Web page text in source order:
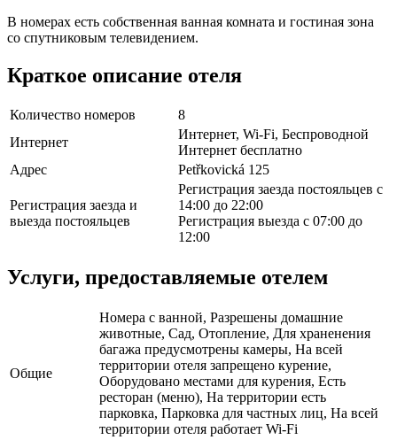
В номерах есть собственная ванная комната и гостиная зона
со спутниковым телевидением.
Краткое описание отеля
Количество номеров
8
Интернет
Интернет, Wi-Fi, Беспроводной
Интернет бесплатно
Адрес
Petřkovická 125
Регистрация заезда и
выезда постояльцев
Регистрация заезда постояльцев с
14:00 до 22:00
Регистрация выезда с 07:00 до
12:00
Услуги, предоставляемые отелем
Общие
Номера с ванной, Разрешены домашние
животные, Сад, Отопление, Для храненения
багажа предусмотрены камеры, На всей
территории отеля запрещено курение,
Оборудовано местами для курения, Есть
ресторан (меню), На территории есть
парковка, Парковка для частных лиц, На всей
территории отеля работает Wi-Fi